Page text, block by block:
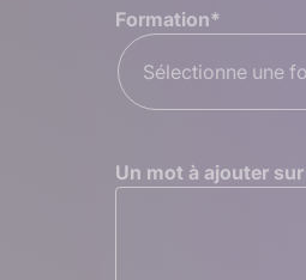
Formation*
Sélectionne une
Un mot à ajouter